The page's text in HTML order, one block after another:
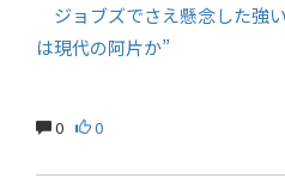
ジョブズでさえ懸念した強
は現代の阿片か”
0 0